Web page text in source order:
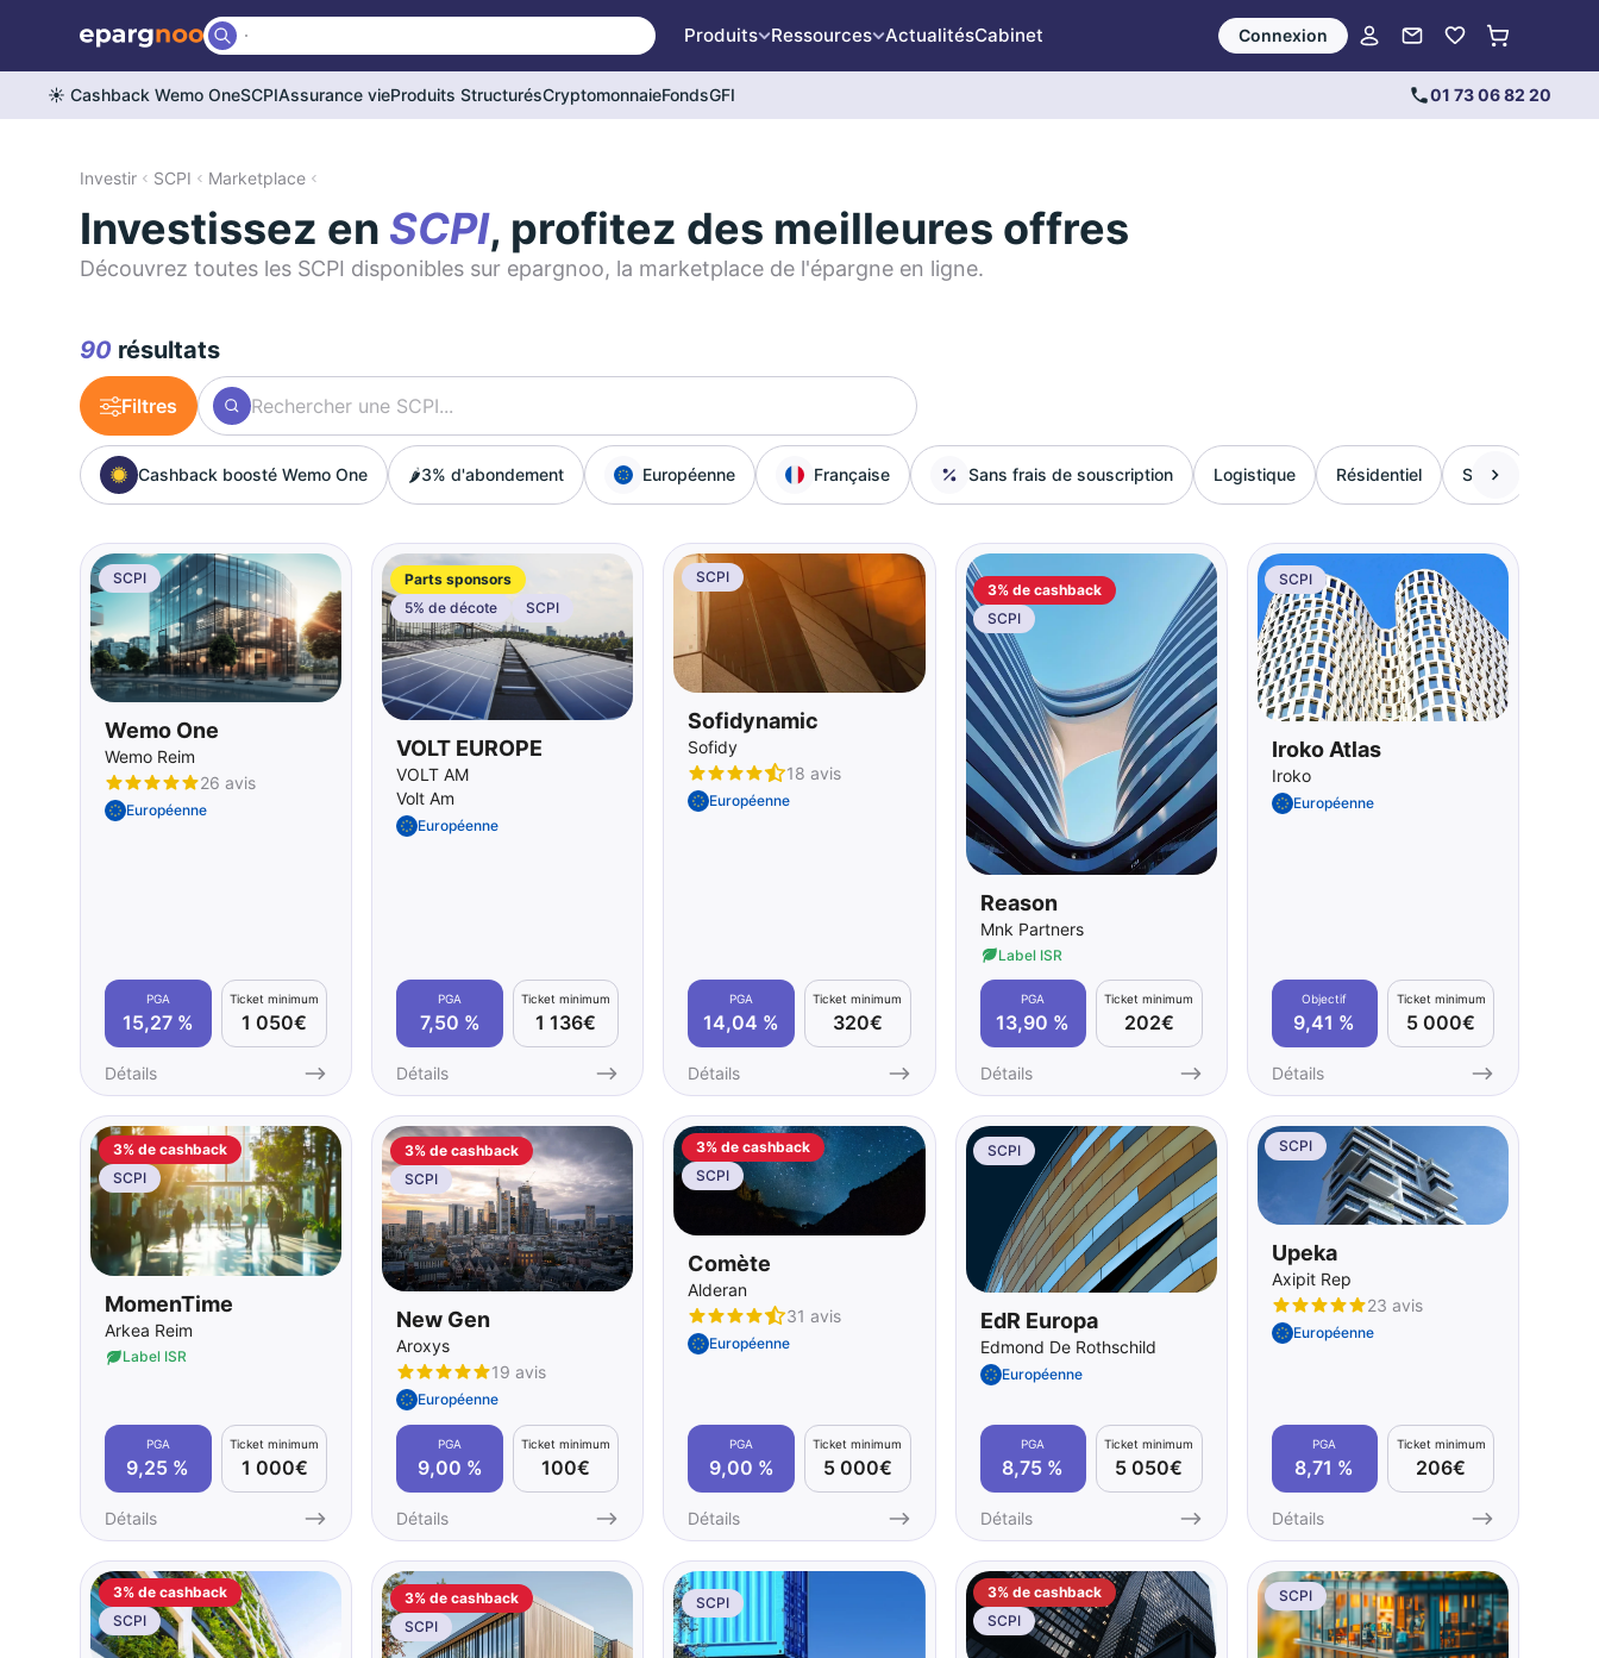
Produits Ressources ActualitésCabinet Connexion
☀️ Cashback Wemo OneSCPIAssurance vieProduits StructurésCryptomonnaieFondsGFI 01 73 06 82 20
Investir SCPI Marketplace
Investissez en SCPI, profitez des meilleures offres
Découvrez toutes les SCPI disponibles sur epargnoo, la marketplace de l'épargne en ligne.
90 résultats
Filtres
Cashback boosté Wemo One 🌶️3% d'abondement Européenne Française Sans frais de souscription Logistique Résidentiel Santé
SCPI
Wemo One
Wemo Reim
26 avis
Européenne
PGA
15,27 %
Ticket minimum
1 050€
Détails
Parts sponsors
5% de décote
SCPI
VOLT EUROPE
VOLT AM
Volt Am
Européenne
PGA
7,50 %
Ticket minimum
1 136€
Détails
SCPI
Sofidynamic
Sofidy
18 avis
Européenne
PGA
14,04 %
Ticket minimum
320€
Détails
3% de cashback
SCPI
Reason
Mnk Partners
Label ISR
PGA
13,90 %
Ticket minimum
202€
Détails
SCPI
Iroko Atlas
Iroko
Européenne
Objectif
9,41 %
Ticket minimum
5 000€
Détails
3% de cashback
SCPI
MomenTime
Arkea Reim
Label ISR
PGA
9,25 %
Ticket minimum
1 000€
Détails
3% de cashback
SCPI
New Gen
Aroxys
19 avis
Européenne
PGA
9,00 %
Ticket minimum
100€
Détails
3% de cashback
SCPI
Comète
Alderan
31 avis
Européenne
PGA
9,00 %
Ticket minimum
5 000€
Détails
SCPI
EdR Europa
Edmond De Rothschild
Européenne
PGA
8,75 %
Ticket minimum
5 050€
Détails
SCPI
Upeka
Axipit Rep
23 avis
Européenne
PGA
8,71 %
Ticket minimum
206€
Détails
3% de cashback
SCPI
3% de cashback
SCPI
SCPI
3% de cashback
SCPI
SCPI